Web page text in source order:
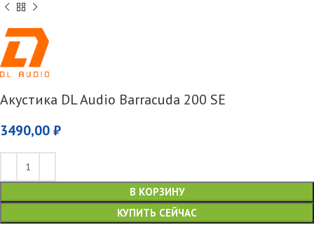
Акустика DL Audio Barracuda 200 SE
3490,00 ₽
В КОРЗИНУ
КУПИТЬ СЕЙЧАС